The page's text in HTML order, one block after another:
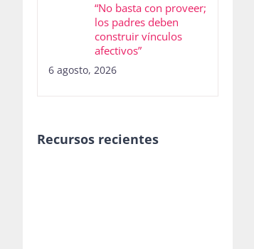
“No basta con proveer;
los padres deben
construir vínculos
afectivos”
6 agosto, 2026
Recursos recientes